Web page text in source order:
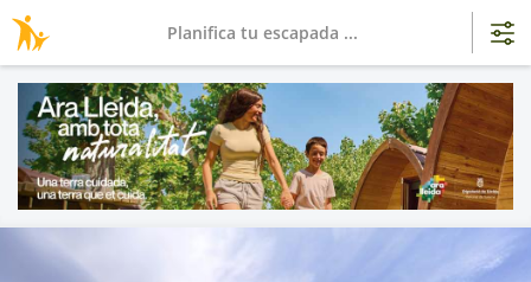
Planifica tu escapada ...